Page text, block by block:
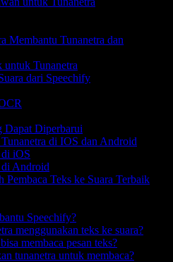
Membantu Tunanetra dan
Tunanetra
dari Speechify
Dapat Diperbarui
di IOS dan Android
iOS
Android
Pembaca Teks ke Suara Terbaik
Speechify?
menggunakan teks ke suara?
membaca pesan teks?
tunanetra untuk membaca?